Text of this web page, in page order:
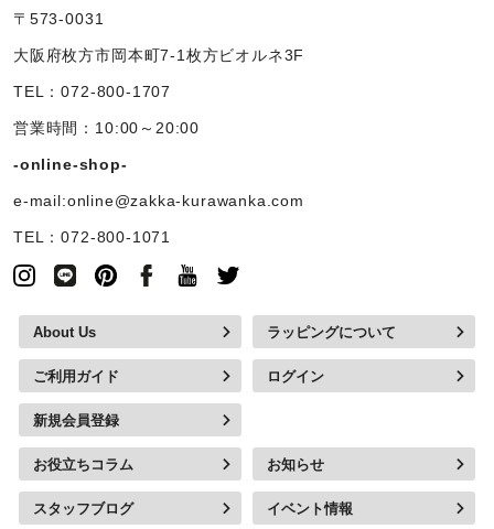
〒573-0031
大阪府枚方市岡本町7-1枚方ビオルネ3F
TEL：072-800-1707
営業時間：10:00～20:00
-online-shop-
e-mail:online@zakka-kurawanka.com
TEL：072-800-1071
About Us ラッピングについて
ご利用ガイド ログイン
新規会員登録
お役立ちコラム お知らせ
スタッフブログ イベント情報